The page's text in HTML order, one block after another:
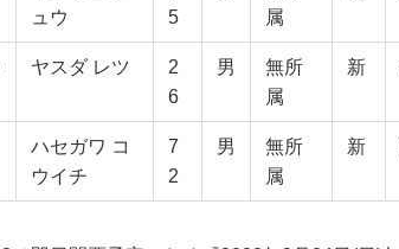
ュウ
5
属
ヤスダ レツ
2
6
男
無所
属
新
ハセガワ コ
ウイチ
7
2
男
無所
属
新